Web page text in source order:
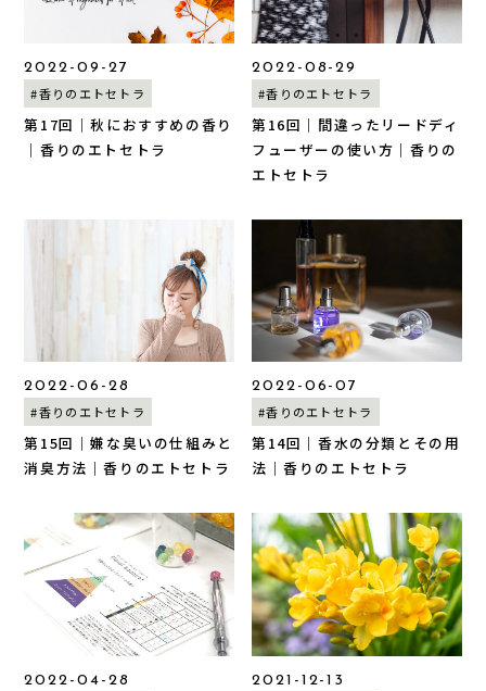
2022-09-27
#香りのエトセトラ
第17回｜秋におすすめの香り
｜香りのエトセトラ
2022-08-29
#香りのエトセトラ
第16回｜間違ったリードディ
フューザーの使い方｜香りの
エトセトラ
2022-06-28
#香りのエトセトラ
第15回｜嫌な臭いの仕組みと
消臭方法｜香りのエトセトラ
2022-06-07
#香りのエトセトラ
第14回｜香水の分類とその用
法｜香りのエトセトラ
2022-04-28 2021-12-13